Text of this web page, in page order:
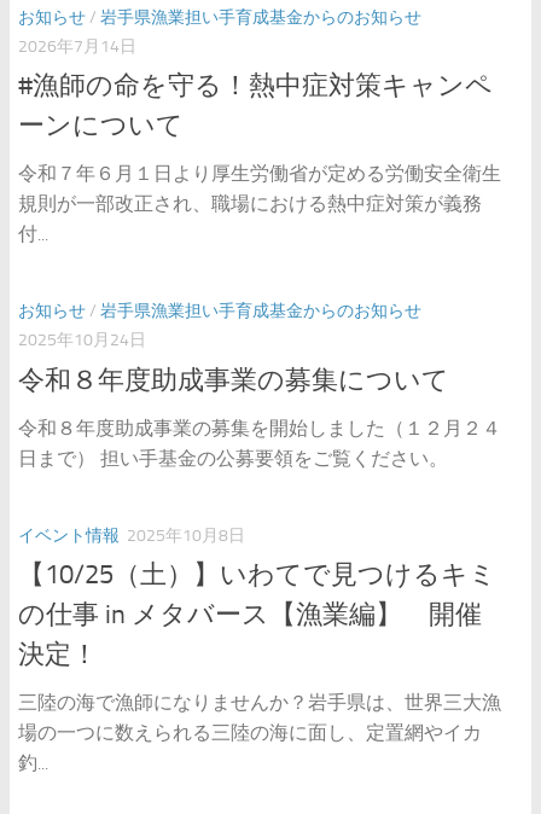
お知らせ/ 岩手県漁業担い手育成基金からのお知らせ
2026年7月14日
#漁師の命を守る！熱中症対策キャンペ
ーンについて
令和７年６月１日より厚生労働省が定める労働安全衛生
規則が一部改正され、職場における熱中症対策が義務
付...
お知らせ/ 岩手県漁業担い手育成基金からのお知らせ
2025年10月24日
令和８年度助成事業の募集について
令和８年度助成事業の募集を開始しました（１２月２４
日まで） 担い手基金の公募要領をご覧ください。
イベント情報 2025年10月8日
【10/25（土）】いわてで見つけるキミ
の仕事 in メタバース【漁業編】 開催
決定！
三陸の海で漁師になりませんか？岩手県は、世界三大漁
場の一つに数えられる三陸の海に面し、定置網やイカ
釣...